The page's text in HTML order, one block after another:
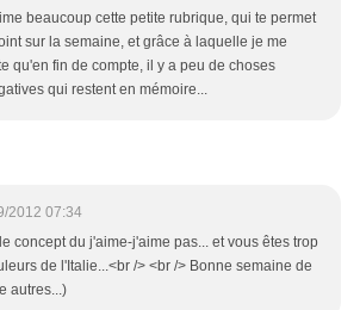
beaucoup cette petite rubrique, qui te permet
sur la semaine, et grâce à laquelle je me
qu'en fin de compte, il y a peu de choses
qui restent en mémoire...
2012 07:34
concept du j'aime-j'aime pas... et vous êtes trop
de l'Italie...<br /> <br /> Bonne semaine de
autres...)